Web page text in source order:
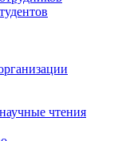
чтения